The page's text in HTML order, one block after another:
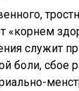
«корнем
служит
боли, сбое